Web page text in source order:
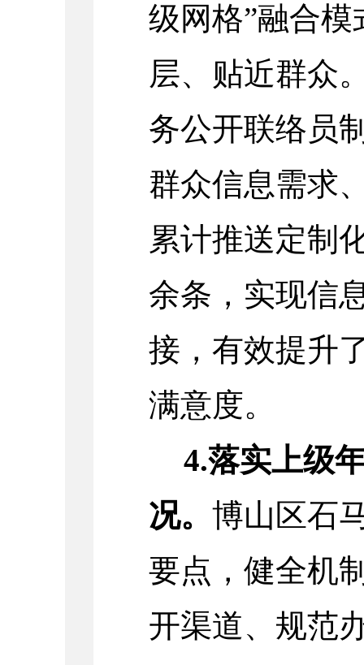
级网格”融合
层、贴近群众
务公开联络员
群众信息需求
累计推送定制
余条，实现信
接，有效提升
满意度。
4.落实上级
况。 博山区石
要点，健全机
开渠道、规范